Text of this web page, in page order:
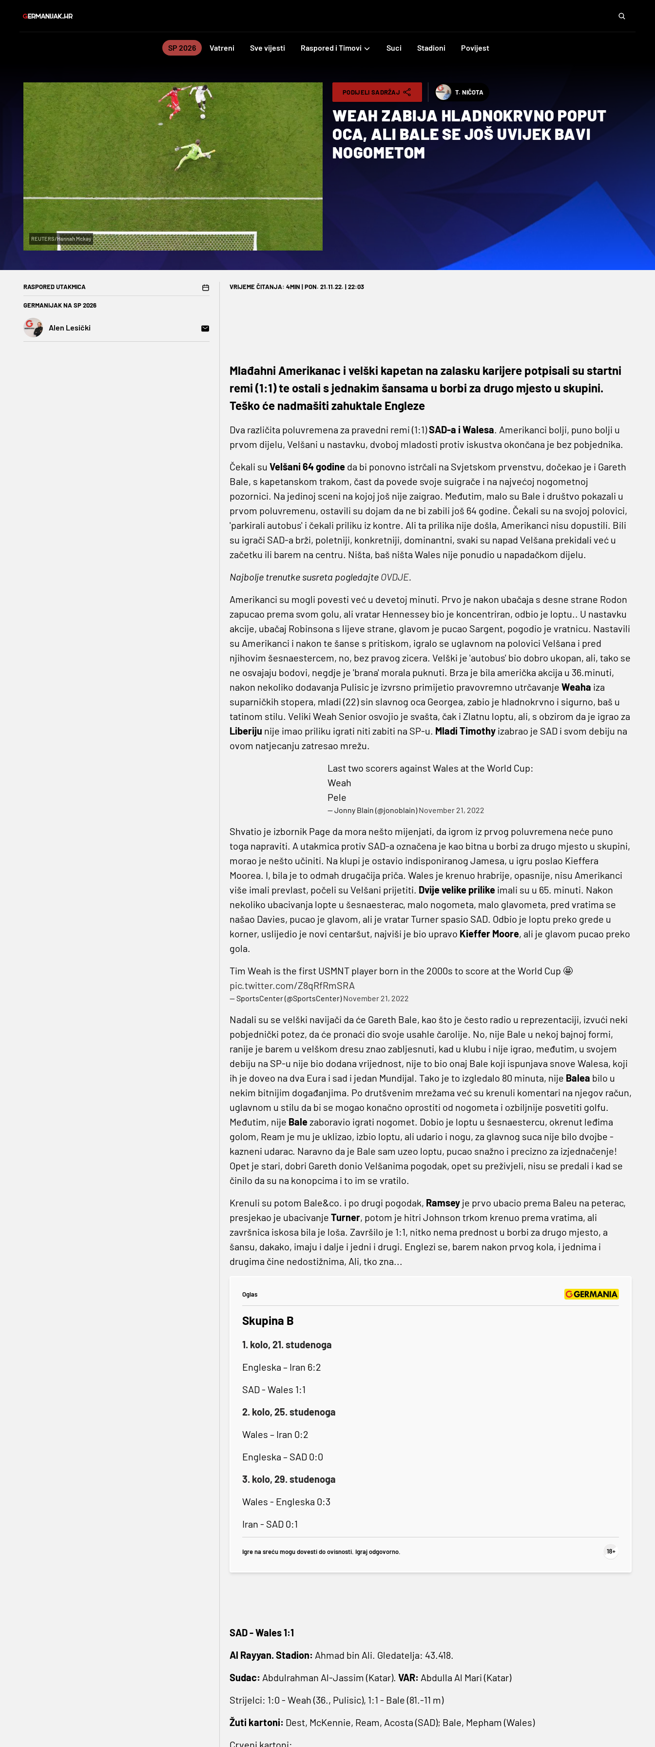
SP 2026 Vatreni Sve vijesti Raspored i Timovi Suci Stadioni Povijest
REUTERS/Hannah Mckay
PODIJELI SADRŽAJ T. NIČOTA
WEAH ZABIJA HLADNOKRVNO POPUT
OCA, ALI BALE SE JOŠ UVIJEK BAVI
NOGOMETOM
RASPORED UTAKMICA
GERMANIJAK NA SP 2026
Alen Lesički
VRIJEME ČITANJA: 4MIN | PON. 21.11.22. | 22:03
Mlađahni Amerikanac i velški kapetan na zalasku karijere potpisali su startni
remi (1:1) te ostali s jednakim šansama u borbi za drugo mjesto u skupini.
Teško će nadmašiti zahuktale Engleze
Dva različita poluvremena za pravedni remi (1:1)SAD-a i Walesa. Amerikanci bolji, puno bolji u
prvom dijelu, Velšani u nastavku, dvoboj mladosti protiv iskustva okončana je bez pobjednika.
Čekali su Velšani 64 godine da bi ponovno istrčali na Svjetskom prvenstvu, dočekao je i Gareth
Bale, s kapetanskom trakom, čast da povede svoje suigrače i na najvećoj nogometnoj
pozornici. Na jedinoj sceni na kojoj još nije zaigrao. Međutim, malo su Bale i društvo pokazali u
prvom poluvremenu, ostavili su dojam da ne bi zabili još 64 godine. Čekali su na svojoj polovici,
'parkirali autobus' i čekali priliku iz kontre. Ali ta prilika nije došla, Amerikanci nisu dopustili. Bili
su igrači SAD-a brži, poletniji, konkretniji, dominantni, svaki su napad Velšana prekidali već u
začetku ili barem na centru. Ništa, baš ništa Wales nije ponudio u napadačkom dijelu.
Najbolje trenutke susreta pogledajte OVDJE.
Amerikanci su mogli povesti već u devetoj minuti. Prvo je nakon ubačaja s desne strane Rodon
zapucao prema svom golu, ali vratar Hennessey bio je koncentriran, odbio je loptu.. U nastavku
akcije, ubačaj Robinsona s lijeve strane, glavom je pucao Sargent, pogodio je vratnicu. Nastavili
su Amerikanci i nakon te šanse s pritiskom, igralo se uglavnom na polovici Velšana i pred
njihovim šesnaestercem, no, bez pravog zicera. Velški je 'autobus' bio dobro ukopan, ali, tako se
ne osvajaju bodovi, negdje je 'brana' morala puknuti. Brza je bila američka akcija u 36.minuti,
nakon nekoliko dodavanja Pulisic je izvrsno primijetio pravovremno utrčavanje Weaha iza
suparničkih stopera, mladi (22) sin slavnog oca Georgea, zabio je hladnokrvno i sigurno, baš u
tatinom stilu. Veliki Weah Senior osvojio je svašta, čak i Zlatnu loptu, ali, s obzirom da je igrao za
Liberiju nije imao priliku igrati niti zabiti na SP-u. Mladi Timothyizabrao je SAD i svom debiju na
ovom natjecanju zatresao mrežu.
Last two scorers against Wales at the World Cup:
Weah
Pele
— Jonny Blain (@jonoblain)November 21, 2022
Shvatio je izbornik Page da mora nešto mijenjati, da igrom iz prvog poluvremena neće puno
toga napraviti. A utakmica protiv SAD-a označena je kao bitna u borbi za drugo mjesto u skupini,
morao je nešto učiniti. Na klupi je ostavio indisponiranog Jamesa, u igru poslao Kieffera
Moorea. I, bila je to odmah drugačija priča. Wales je krenuo hrabrije, opasnije, nisu Amerikanci
više imali prevlast, počeli su Velšani prijetiti. Dvije velike prilikeimali su u 65. minuti. Nakon
nekoliko ubacivanja lopte u šesnaesterac, malo nogometa, malo glavometa, pred vratima se
našao Davies, pucao je glavom, ali je vratar Turner spasio SAD. Odbio je loptu preko grede u
korner, uslijedio je novi centaršut, najviši je bio upravo Kieffer Moore, ali je glavom pucao preko
gola.
Tim Weah is the first USMNT player born in the 2000s to score at the World Cup 🤩
pic.twitter.com/Z8qRfRmSRA
— SportsCenter (@SportsCenter)November 21, 2022
Nadali su se velški navijači da će Gareth Bale, kao što je često radio u reprezentaciji, izvući neki
pobjednički potez, da će pronaći dio svoje usahle čarolije. No, nije Bale u nekoj bajnoj formi,
ranije je barem u velškom dresu znao zabljesnuti, kad u klubu i nije igrao, međutim, u svojem
debiju na SP-u nije bio dodana vrijednost, nije to bio onaj Bale koji ispunjava snove Walesa, koji
ih je doveo na dva Eura i sad i jedan Mundijal. Tako je to izgledalo 80 minuta, nije Balea bilo u
nekim bitnijim događanjima. Po drutšvenim mrežama već su krenuli komentari na njegov račun,
uglavnom u stilu da bi se mogao konačno oprostiti od nogometa i ozbiljnije posvetiti golfu.
Međutim, nije Balezaboravio igrati nogomet. Dobio je loptu u šesnaestercu, okrenut leđima
golom, Ream je mu je uklizao, izbio loptu, ali udario i nogu, za glavnog suca nije bilo dvojbe -
kazneni udarac. Naravno da je Bale sam uzeo loptu, pucao snažno i precizno za izjednačenje!
Opet je stari, dobri Gareth donio Velšanima pogodak, opet su preživjeli, nisu se predali i kad se
činilo da su na konopcima i to im se vratilo.
Krenuli su potom Bale&co. i po drugi pogodak, Ramsey je prvo ubacio prema Baleu na peterac,
presjekao je ubacivanje Turner, potom je hitri Johnson trkom krenuo prema vratima, ali
završnica iskosa bila je loša. Završilo je 1:1, nitko nema prednost u borbi za drugo mjesto, a
šansu, dakako, imaju i dalje i jedni i drugi. Englezi se, barem nakon prvog kola, i jednima i
drugima čine nedostižnima, Ali, tko zna...
Oglas
Skupina B
1. kolo, 21. studenoga
Engleska – Iran 6:2
SAD - Wales 1:1
2. kolo, 25. studenoga
Wales – Iran 0:2
Engleska – SAD 0:0
3. kolo, 29. studenoga
Wales - Engleska 0:3
Iran - SAD 0:1
Igre na sreću mogu dovesti do ovisnosti. Igraj odgovorno.
SAD - Wales 1:1
Al Rayyan.Stadion: Ahmad bin Ali. Gledatelja: 43.418.
Sudac: Abdulrahman Al-Jassim (Katar). VAR: Abdulla Al Mari (Katar)
Strijelci: 1:0 - Weah (36., Pulisic), 1:1 - Bale (81.-11 m)
Žuti kartoni: Dest, McKennie, Ream, Acosta (SAD); Bale, Mepham (Wales)